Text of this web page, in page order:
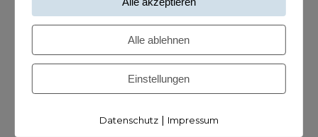
KUNDISCHstory
KUNDISCHstrategie
KUNDISCHverkauf
KUNDISCHzukunft
Alle ablehnen
Einstellungen
Datenschutz| Impressum